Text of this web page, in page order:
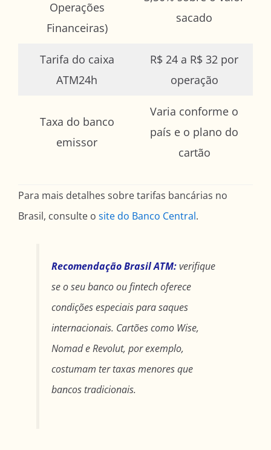
Operações
Financeiras)
sacado
Tarifa do caixa
ATM24h
R$ 24 a R$ 32 por
operação
Taxa do banco
emissor
Varia conforme o
país e o plano do
cartão
Para mais detalhes sobre tarifas bancárias no
Brasil, consulte o site do Banco Central.
Recomendação Brasil ATM:verifique
se o seu banco ou fintech oferece
condições especiais para saques
internacionais. Cartões como Wise,
Nomad e Revolut, por exemplo,
costumam ter taxas menores que
bancos tradicionais.